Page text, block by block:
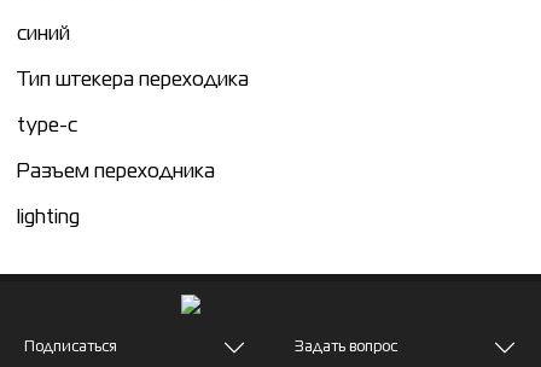
синий
Тип штекера переходика
type-c
Разъем переходника
lighting
Подписаться Задать вопрос